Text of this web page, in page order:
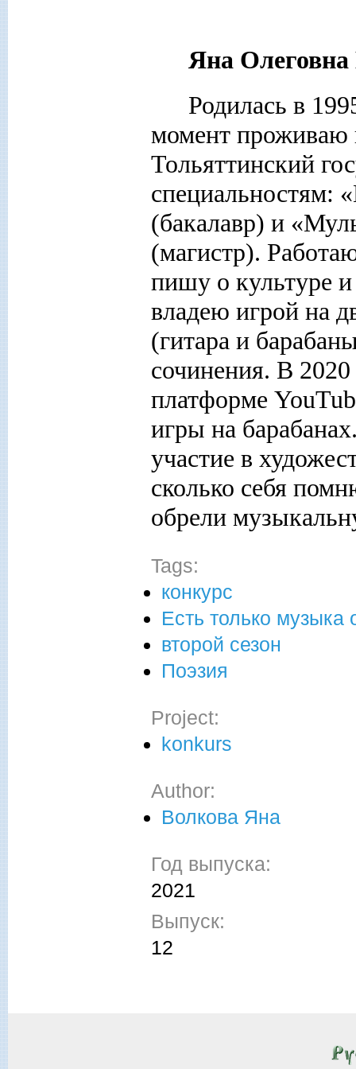
Яна
Родилась в
момент проживаю
Тольяттинский
специальностям:
(бакалавр) и
(магистр).
пишу о культуре
владею игрой на
(гитара и
сочинения. В 2020
платформе
игры на
участие в
сколько себя
обрели
Tags:
конкурс
Есть только музыка
второй сезон
Поэзия
Project:
konkurs
Author:
Волкова Яна
Год выпуска:
2021
Выпуск:
12